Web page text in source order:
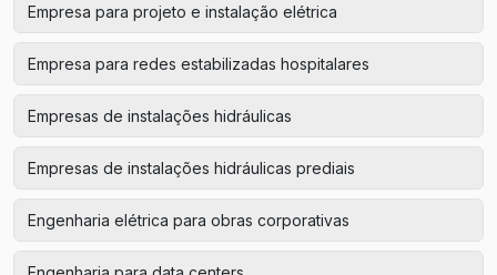
Empresa para projeto e instalação elétrica
Empresa para redes estabilizadas hospitalares
Empresas de instalações hidráulicas
Empresas de instalações hidráulicas prediais
Engenharia elétrica para obras corporativas